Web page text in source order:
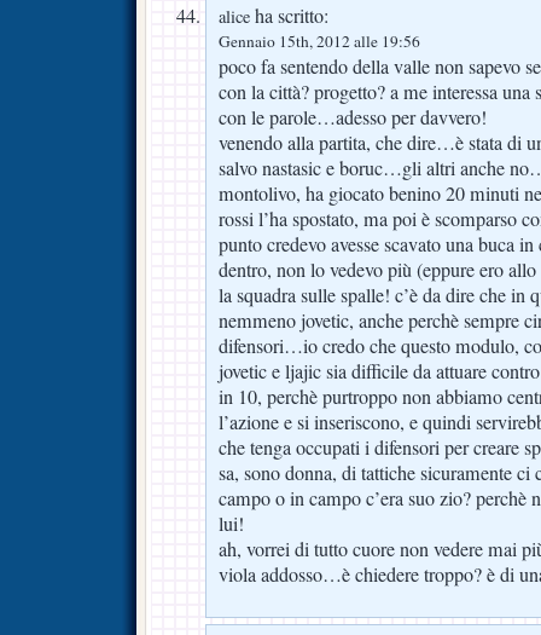
alice ha scritto:
Gennaio 15th, 2012 alle 19:56
poco fa sentendo della valle non sapevo
con la città? progetto? a me interessa
con le parole…adesso per davvero!
venendo alla partita, che dire…è stata di
salvo nastasic e boruc…gli altri anche
montolivo, ha giocato benino 20 minuti
rossi l’ha spostato, ma poi è scomparso
punto credevo avesse scavato una buca
dentro, non lo vedevo più (eppure ero
la squadra sulle spalle! c’è da dire che in
nemmeno jovetic, anche perchè sempre
difensori…io credo che questo modulo,
jovetic e ljajic sia difficile da attuare
in 10, perchè purtroppo non abbiamo
l’azione e si inseriscono, e quindi
che tenga occupati i difensori per creare
sa, sono donna, di tattiche sicuramente ci
campo o in campo c’era suo zio? perchè
lui!
ah, vorrei di tutto cuore non vedere mai
viola addosso…è chiedere troppo? è di